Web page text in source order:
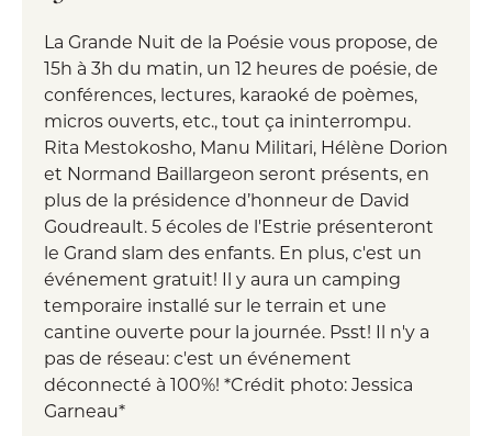
La Grande Nuit de la Poésie vous propose, de
15h à 3h du matin, un 12 heures de poésie, de
conférences, lectures, karaoké de poèmes,
micros ouverts, etc., tout ça ininterrompu.
Rita Mestokosho, Manu Militari, Hélène Dorion
et Normand Baillargeon seront présents, en
plus de la présidence d’honneur de David
Goudreault. 5 écoles de l'Estrie présenteront
le Grand slam des enfants. En plus, c'est un
événement gratuit! Il y aura un camping
temporaire installé sur le terrain et une
cantine ouverte pour la journée. Psst! Il n'y a
pas de réseau: c'est un événement
déconnecté à 100%! *Crédit photo: Jessica
Garneau*